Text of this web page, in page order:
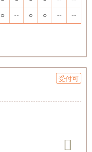
○ -- ○ ○ -- --
受付可